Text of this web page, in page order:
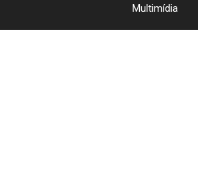
Multimídia